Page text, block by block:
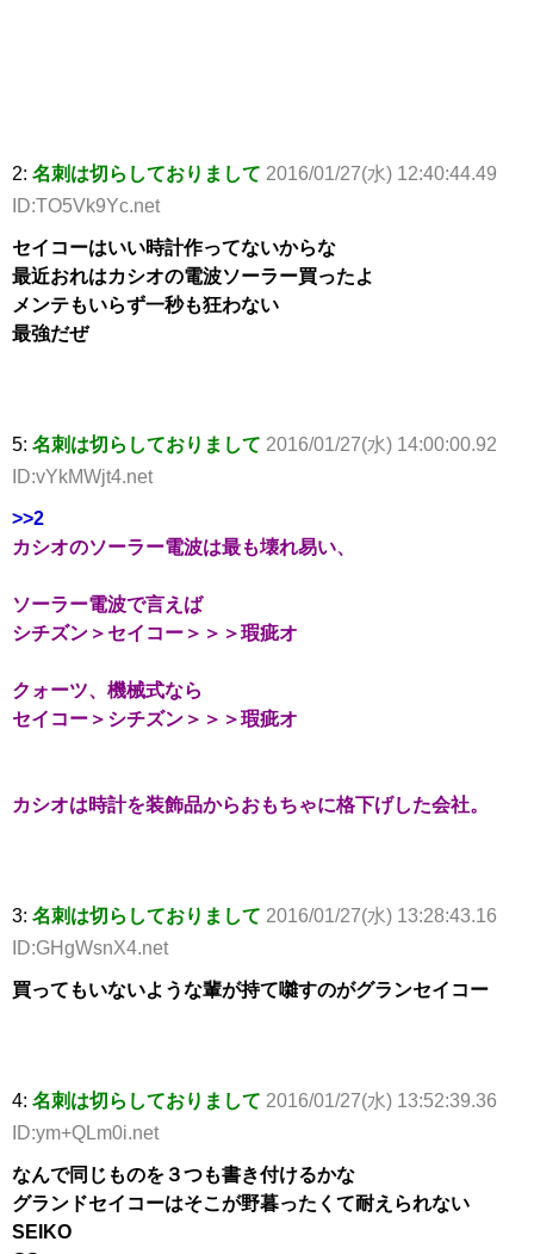
2: 名刺は切らしておりまして 2016/01/27(水) 12:40:44.49
ID:TO5Vk9Yc.net
セイコーはいい時計作ってないからな
最近おれはカシオの電波ソーラー買ったよ
メンテもいらず一秒も狂わない
最強だぜ
5: 名刺は切らしておりまして 2016/01/27(水) 14:00:00.92
ID:vYkMWjt4.net
>>2
カシオのソーラー電波は最も壊れ易い、
ソーラー電波で言えば
シチズン＞セイコー＞＞＞瑕疵オ
クォーツ、機械式なら
セイコー＞シチズン＞＞＞瑕疵オ
カシオは時計を装飾品からおもちゃに格下げした会社。
3: 名刺は切らしておりまして 2016/01/27(水) 13:28:43.16
ID:GHgWsnX4.net
買ってもいないような輩が持て囃すのがグランセイコー
4: 名刺は切らしておりまして 2016/01/27(水) 13:52:39.36
ID:ym+QLm0i.net
なんで同じものを３つも書き付けるかな
グランドセイコーはそこが野暮ったくて耐えられない
SEIKO